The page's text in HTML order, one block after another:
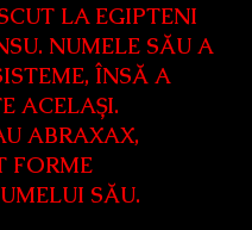
LA EGIPTENI
NUMELE SĂU A
ÎNSĂ A
ACELAȘI.
ABRAXAX,
FORME
SĂU.